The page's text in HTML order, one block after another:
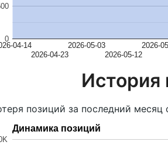
04-14
2026-04-23
2026-05-03
2026-05-12
2026-
0
История
позиций за последний месяц
Динамика позиций